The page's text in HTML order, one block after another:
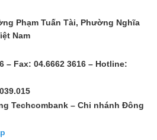
Phạm Tuấn Tài, Phường Nghĩa
Nam
– Fax: 04.6662 3616 – Hotline:
Techcombank – Chi nhánh Đông